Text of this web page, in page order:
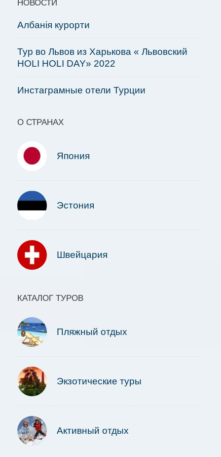
НОВОСТИ
Албанія курорти
Тур во Львов из Харькова « Львовский
HOLI HOLI DAY» 2022
Инстаграмные отели Турции
О СТРАНАХ
Япония
Эстония
Швейцария
КАТАЛОГ ТУРОВ
Пляжный отдых
Экзотические туры
Активный отдых